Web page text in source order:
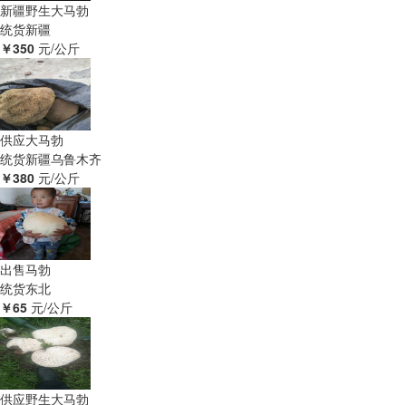
新疆野生大马勃
统货新疆
￥350 元/公斤
供应大马勃
统货新疆乌鲁木齐
￥380 元/公斤
出售马勃
统货东北
￥65 元/公斤
供应野生大马勃